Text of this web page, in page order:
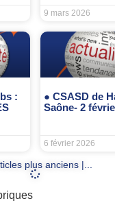
9 mars 2026
:
● CSASD de
Saône- 2
6 février 2026
plus anciens |...